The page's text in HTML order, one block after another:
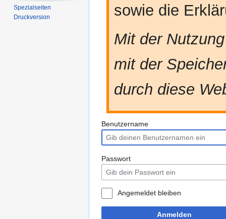
sowie die
Mit der
mit der
durch diese
Benutzername
Passwort
Angemeldet bleiben
Anmelden
Spezialseiten
Druckversion